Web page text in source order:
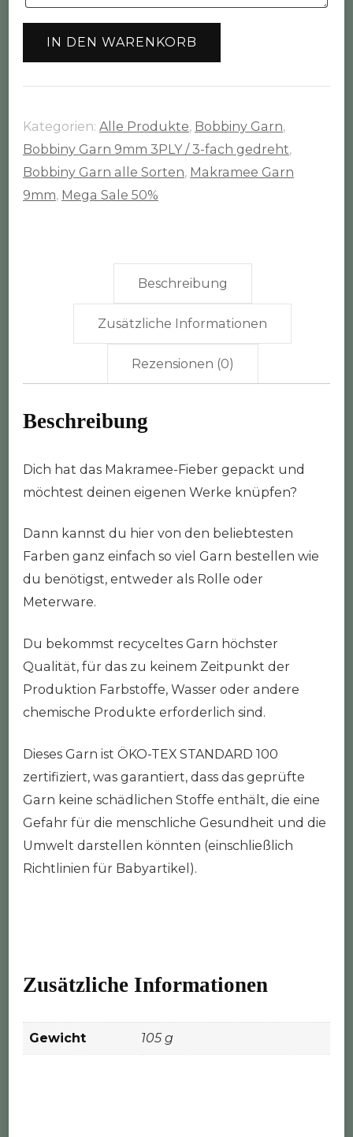
Bobbiny
Garn
(9mm
gedreht)
IN DEN WARENKORB
Kategorien: Alle Produkte, Bobbiny Garn,
Bobbiny Garn 9mm 3PLY / 3-fach gedreht,
Bobbiny Garn alle Sorten, Makramee Garn
9mm, Mega Sale 50%
Beschreibung
Zusätzliche Informationen
Rezensionen (0)
Beschreibung
Dich hat das Makramee-Fieber gepackt und
möchtest deinen eigenen Werke knüpfen?
Dann kannst du hier von den beliebtesten
Farben ganz einfach so viel Garn bestellen wie
du benötigst, entweder als Rolle oder
Meterware.
Du bekommst recyceltes Garn höchster
Qualität, für das zu keinem Zeitpunkt der
Produktion Farbstoffe, Wasser oder andere
chemische Produkte erforderlich sind.
Dieses Garn ist ÖKO-TEX STANDARD 100
zertifiziert, was garantiert, dass das geprüfte
Garn keine schädlichen Stoffe enthält, die eine
Gefahr für die menschliche Gesundheit und die
Umwelt darstellen könnten (einschließlich
Richtlinien für Babyartikel).
Zusätzliche Informationen
Gewicht 105 g